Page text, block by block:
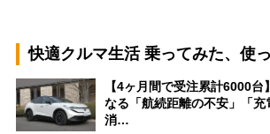
快適クルマ生活 乗ってみた、使
【4ヶ月間で受注累計6000台
なる「航続距離の不安」「充
消…